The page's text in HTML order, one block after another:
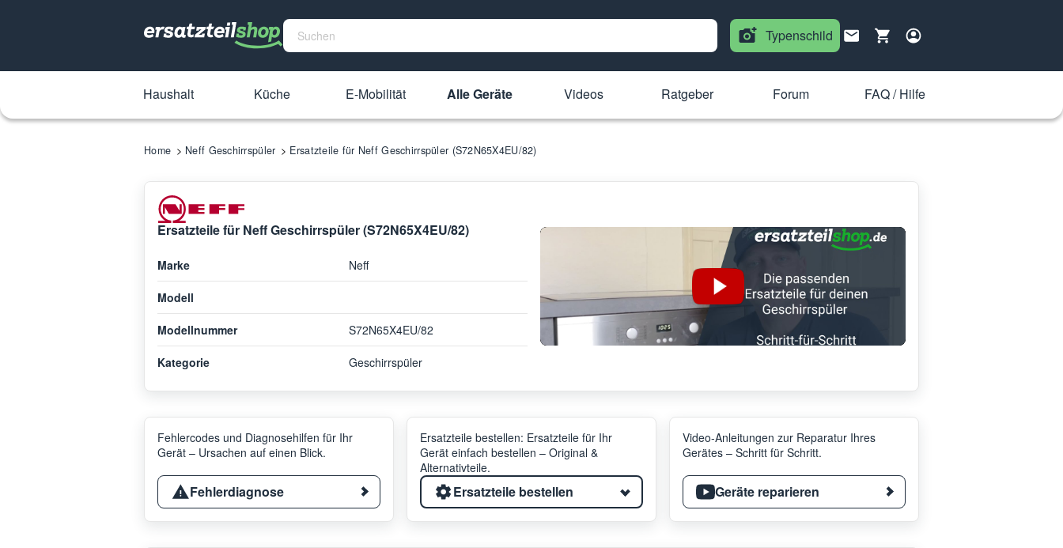
Typenschild
Haushalt Küche E-Mobilität Alle Geräte Videos Ratgeber Forum FAQ / Hilfe
Home Neff Geschirrspüler Ersatzteile für Neff Geschirrspüler (S72N65X4EU/82)
Ersatzteile für Neff Geschirrspüler (S72N65X4EU/82)
Marke Neff
Modell
Modellnummer S72N65X4EU/82
Kategorie Geschirrspüler
Fehlercodes und Diagnosehilfen für Ihr
Gerät – Ursachen auf einen Blick.
Fehlerdiagnose
Ersatzteile bestellen: Ersatzteile für Ihr
Gerät einfach bestellen – Original &
Alternativteile.
Ersatzteile bestellen
Video-Anleitungen zur Reparatur Ihres
Gerätes – Schritt für Schritt.
Geräte reparieren